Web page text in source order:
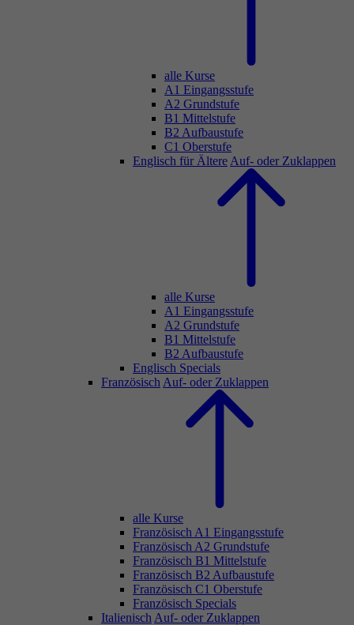
alle Kurse
A1 Eingangsstufe
A2 Grundstufe
B1 Mittelstufe
B2 Aufbaustufe
C1 Oberstufe
Englisch für Ältere Auf- oder Zuklappen
alle Kurse
A1 Eingangsstufe
A2 Grundstufe
B1 Mittelstufe
B2 Aufbaustufe
Englisch Specials
Französisch Auf- oder Zuklappen
alle Kurse
Französisch A1 Eingangsstufe
Französisch A2 Grundstufe
Französisch B1 Mittelstufe
Französisch B2 Aufbaustufe
Französisch C1 Oberstufe
Französisch Specials
Italienisch Auf- oder Zuklappen